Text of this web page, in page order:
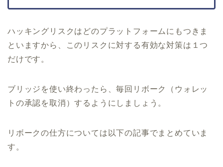
ハッキングリスクはどのプラットフォームにもつきま
といますから、このリスクに対する有効な対策は１つ
だけです。
ブリッジを使い終わったら、毎回リボーク（ウォレッ
トの承認を取消）するようにしましょう。
リボークの仕方については以下の記事でまとめていま
す。